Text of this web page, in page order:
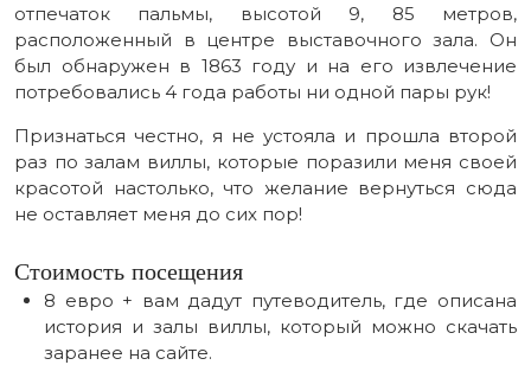
отпечаток пальмы, высотой 9, 85 метров,
расположенный в центре выставочного зала. Он
был обнаружен в 1863 году и на его извлечение
потребовались 4 года работы ни одной пары рук!
Признаться честно, я не устояла и прошла второй
раз по залам виллы, которые поразили меня своей
красотой настолько, что желание вернуться сюда
не оставляет меня до сих пор!
Стоимость посещения
8 евро + вам дадут путеводитель, где описана
история и залы виллы, который можно скачать
заранее на сайте.